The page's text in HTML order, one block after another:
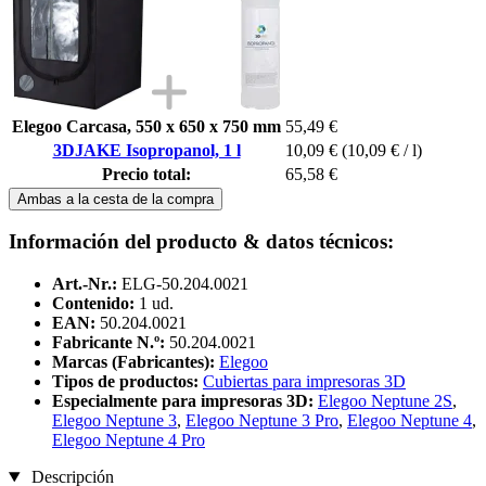
Elegoo Carcasa, 550 x 650 x 750 mm 55,49 €
3DJAKE Isopropanol, 1 l
10,09 € (10,09 € / l)
Precio total:
65,58 €
Ambas a la cesta de la compra
Información del producto & datos técnicos:
Art.-Nr.: ELG-50.204.0021
Contenido: 1 ud.
EAN: 50.204.0021
Fabricante N.º: 50.204.0021
Marcas (Fabricantes): Elegoo
Tipos de productos: Cubiertas para impresoras 3D
Especialmente para impresoras 3D: Elegoo Neptune 2S,
Elegoo Neptune 3, Elegoo Neptune 3 Pro, Elegoo Neptune 4,
Elegoo Neptune 4 Pro
Descripción